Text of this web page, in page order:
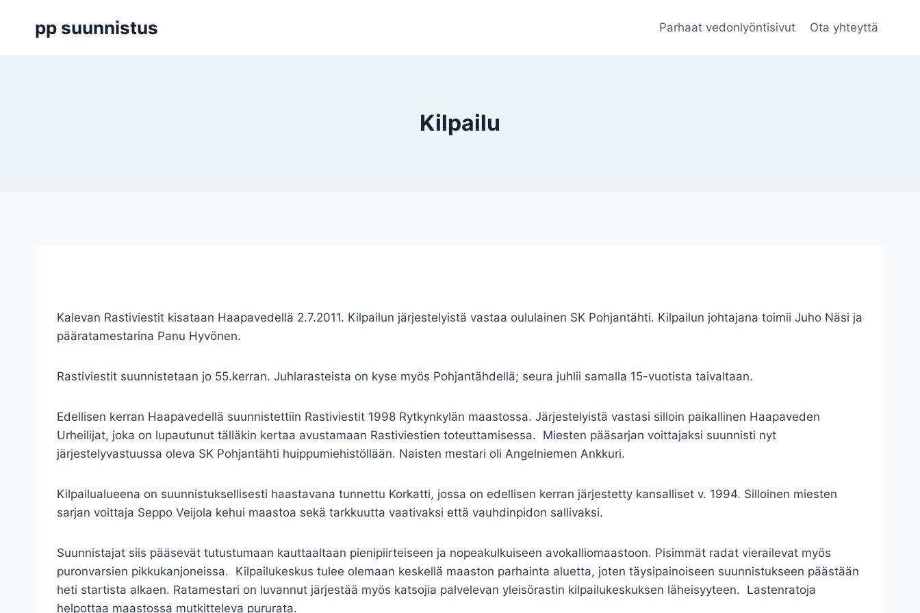
sisältöönpp suunnistus Parhaat vedonlyöntisivut Ota yhteyttä
Kilpailu
Kalevan Rastiviestit kisataan Haapavedellä 2.7.2011. Kilpailun järjestelyistä vastaa oululainen SK Pohjantähti. Kilpailun johtajana toimii Juho Näsi ja
pääratamestarina Panu Hyvönen.
Rastiviestit suunnistetaan jo 55.kerran. Juhlarasteista on kyse myös Pohjantähdellä; seura juhlii samalla 15-vuotista taivaltaan.
Edellisen kerran Haapavedellä suunnistettiin Rastiviestit 1998 Rytkynkylän maastossa. Järjestelyistä vastasi silloin paikallinen Haapaveden
Urheilijat, joka on lupautunut tälläkin kertaa avustamaan Rastiviestien toteuttamisessa. Miesten pääsarjan voittajaksi suunnisti nyt
järjestelyvastuussa oleva SK Pohjantähti huippumiehistöllään. Naisten mestari oli Angelniemen Ankkuri.
Kilpailualueena on suunnistuksellisesti haastavana tunnettu Korkatti, jossa on edellisen kerran järjestetty kansalliset v. 1994. Silloinen miesten
sarjan voittaja Seppo Veijola kehui maastoa sekä tarkkuutta vaativaksi että vauhdinpidon sallivaksi.
Suunnistajat siis pääsevät tutustumaan kauttaaltaan pienipiirteiseen ja nopeakulkuiseen avokalliomaastoon. Pisimmät radat vierailevat myös
puronvarsien pikkukanjoneissa. Kilpailukeskus tulee olemaan keskellä maaston parhainta aluetta, joten täysipainoiseen suunnistukseen päästään
heti startista alkaen. Ratamestari on luvannut järjestää myös katsojia palvelevan yleisörastin kilpailukeskuksen läheisyyteen. Lastenratoja
helpottaa maastossa mutkitteleva pururata.